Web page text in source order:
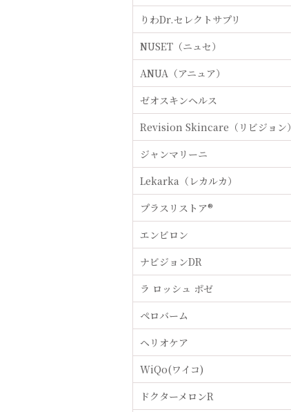
りわDr.セレクトサプリ
NUSET（ニュセ）
ANUA（アニュア）
ゼオスキンヘルス
Revision Skincare（リビジョン）
ジャンマリーニ
Lekarka（レカルカ）
プラスリストア®︎
エンビロン
ナビジョンDR
ラ ロッシュ ポゼ
ペロバーム
ヘリオケア
WiQo(ワイコ)
ドクターメロンR